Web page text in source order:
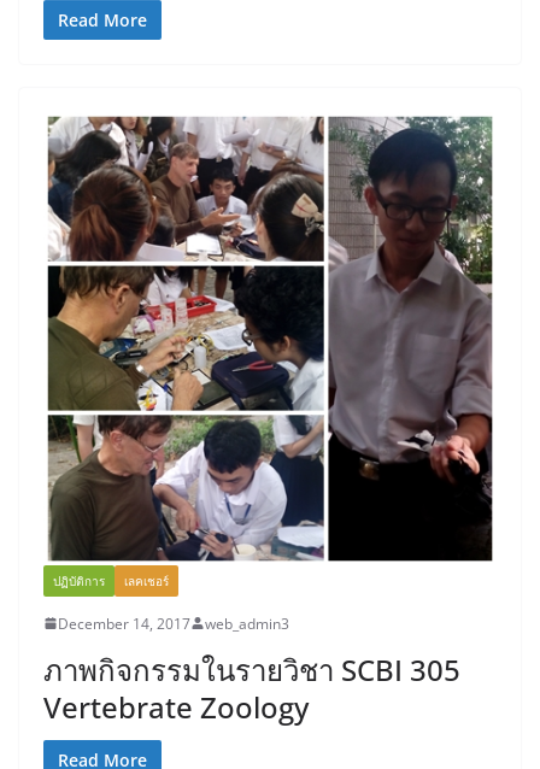
Read More
ปฏิบัติการ เลคเชอร์
December 14, 2017 web_admin3
ภาพกิจกรรมในรายวิชา SCBI 305
Vertebrate Zoology
Read More